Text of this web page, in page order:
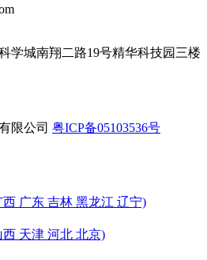
学城南翔二路19号精华科技园三楼
限公司 粤ICP备05103536号
西 广东 吉林 黑龙江 辽宁)
西 天津 河北 北京)